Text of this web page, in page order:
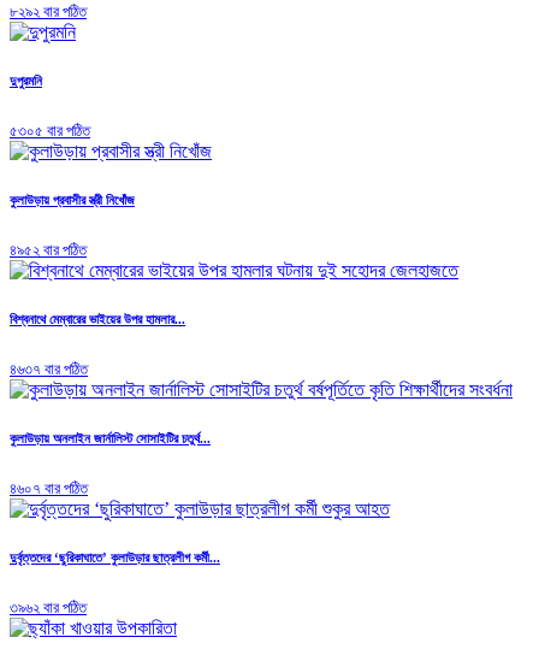
৮২৯২ বার পঠিত
দুপুরমনি
৫৩০৫ বার পঠিত
কুলাউড়ায় প্রবাসীর স্ত্রী নিখোঁজ
৪৯৫২ বার পঠিত
বিশ্বনাথে মেম্বারের ভাইয়ের উপর হামলার...
৪৬৩৭ বার পঠিত
কুলাউড়ায় অনলাইন জার্নালিস্ট সোসাইটির চতুর্থ...
৪৬০৭ বার পঠিত
দুর্বৃত্তদের ‘ছুরিকাঘাতে’ কুলাউড়ার ছাত্রলীগ কর্মী...
৩৯৬২ বার পঠিত